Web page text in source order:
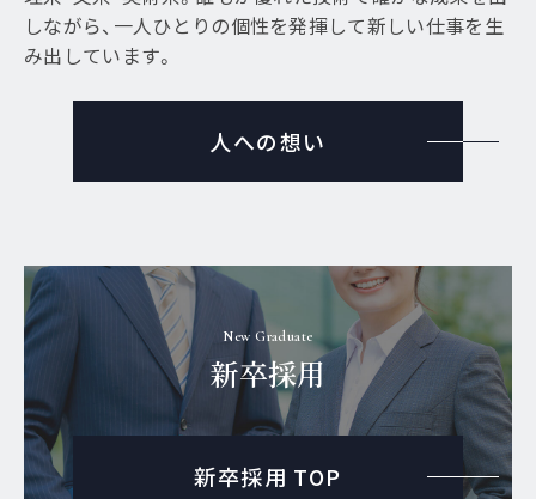
しながら、一人ひとりの個性を発揮して新しい仕事を生
み出しています。
人への想い
New Graduate
新卒採用
新卒採用 TOP